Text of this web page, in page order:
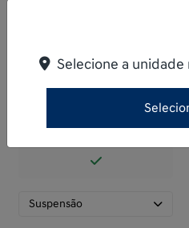
(DRL)
Suspensão
Selecione a